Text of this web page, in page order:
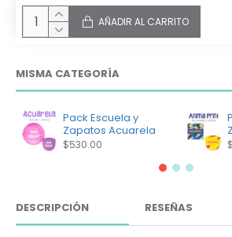
AÑADIR AL CARRITO
MISMA CATEGORÍA
Pack Escuela y
Zapatos Acuarela
$530.00
DESCRIPCIÓN RESEÑAS